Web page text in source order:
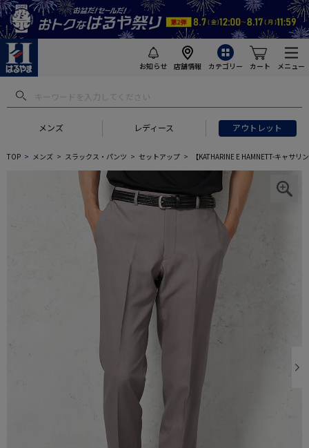
お知らせ 店舗情報 カテゴリー カート メニュー
メンズ レディース アウトレット
TOP メンズ スラックス・パンツ セットアップ 【KATHARINE E HAMNETT-キャサ